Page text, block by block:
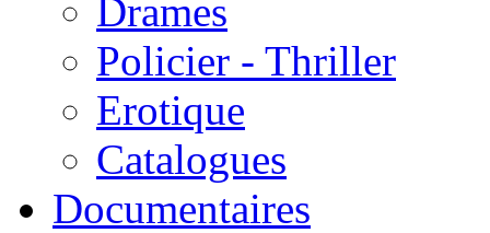
Drames
Policier - Thriller
Erotique
Catalogues
Documentaires